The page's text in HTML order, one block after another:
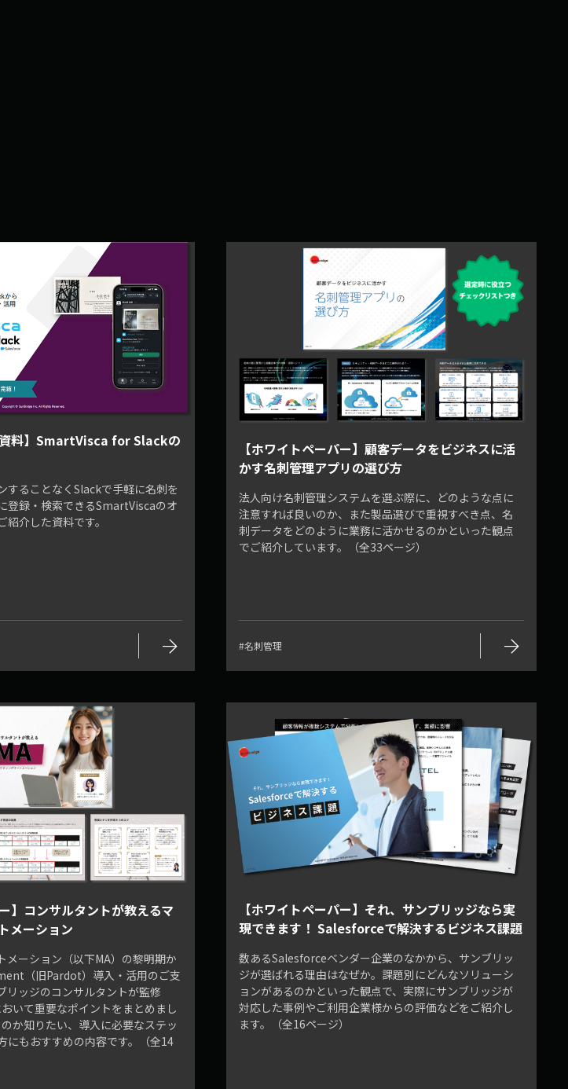
資料】SmartVisca for Slackの
することなくSlackで手軽に名刺を
登録・検索できるSmartViscaのオ
介した資料です。
arrow_forward
【ホワイトペーパー】顧客データをビジネスに活
かす名刺管理アプリの選び方
法人向け名刺管理システムを選ぶ際に、どのような点に
注意すれば良いのか、また製品選びで重視すべき点、名
刺データをどのように業務に活かせるのかといった観点
でご紹介しています。（全33ページ）
#名刺管理 arrow_forward
】コンサルタントが教えるマ
メーション
メーション（以下MA）の黎明期か
（旧Pardot）導入・活用のご支
リッジのコンサルタントが監修
いて重要なポイントをまとめまし
か知りたい、導入に必要なステッ
にもおすすめの内容です。（全14
【ホワイトペーパー】それ、サンブリッジなら実
現できます！ Salesforceで解決するビジネス課題
数あるSalesforceベンダー企業のなかから、サンブリッ
ジが選ばれる理由はなぜか。課題別にどんなソリューシ
ョンがあるのかといった観点で、実際にサンブリッジが
対応した事例やご利用企業様からの評価などをご紹介し
ます。（全16ページ）